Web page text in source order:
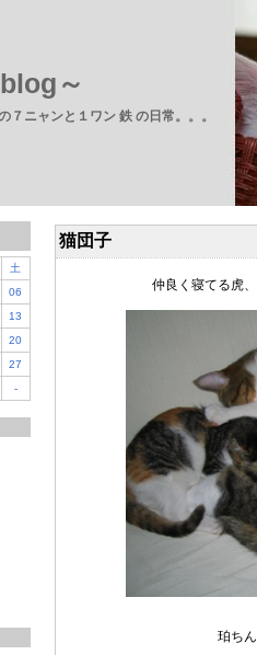
～
７ニャンと１ワン 鉄 の日常。。。
土
06
13
20
27
-
猫団子
仲良く寝てる虎、珀
珀ちん、、、手～